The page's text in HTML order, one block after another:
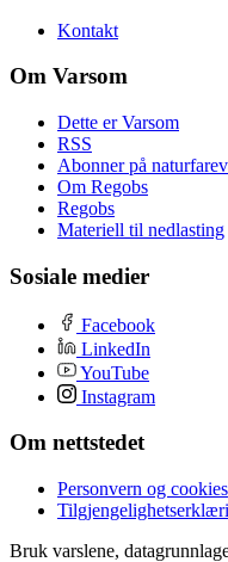
Kontakt
Om Varsom
Dette er Varsom
RSS
Abonner på
Om Regobs
Regobs
Materiell til nedlasting
Sosiale medier
Facebook
LinkedIn
YouTube
Instagram
Om nettstedet
Personvern og cookies
Bruk varslene,